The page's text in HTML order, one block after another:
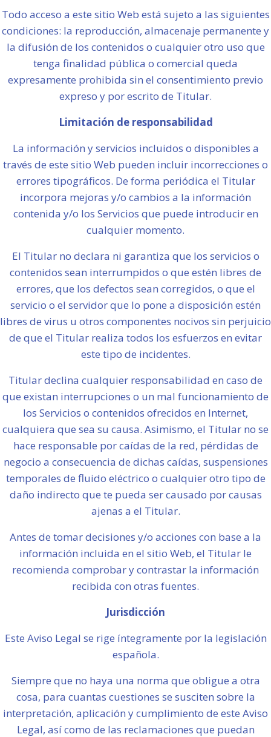
Todo acceso a este sitio Web está sujeto a las siguientes
condiciones: la reproducción, almacenaje permanente y
la difusión de los contenidos o cualquier otro uso que
tenga finalidad pública o comercial queda
expresamente prohibida sin el consentimiento previo
expreso y por escrito de Titular.
Limitación de responsabilidad
La información y servicios incluidos o disponibles a
través de este sitio Web pueden incluir incorrecciones o
errores tipográficos. De forma periódica el Titular
incorpora mejoras y/o cambios a la información
contenida y/o los Servicios que puede introducir en
cualquier momento.
El Titular no declara ni garantiza que los servicios o
contenidos sean interrumpidos o que estén libres de
errores, que los defectos sean corregidos, o que el
servicio o el servidor que lo pone a disposición estén
libres de virus u otros componentes nocivos sin perjuicio
de que el Titular realiza todos los esfuerzos en evitar
este tipo de incidentes.
Titular declina cualquier responsabilidad en caso de
que existan interrupciones o un mal funcionamiento de
los Servicios o contenidos ofrecidos en Internet,
cualquiera que sea su causa. Asimismo, el Titular no se
hace responsable por caídas de la red, pérdidas de
negocio a consecuencia de dichas caídas, suspensiones
temporales de fluido eléctrico o cualquier otro tipo de
daño indirecto que te pueda ser causado por causas
ajenas a el Titular.
Antes de tomar decisiones y/o acciones con base a la
información incluida en el sitio Web, el Titular le
recomienda comprobar y contrastar la información
recibida con otras fuentes.
Jurisdicción
Este Aviso Legal se rige íntegramente por la legislación
española.
Siempre que no haya una norma que obligue a otra
cosa, para cuantas cuestiones se susciten sobre la
interpretación, aplicación y cumplimiento de este Aviso
Legal, así como de las reclamaciones que puedan